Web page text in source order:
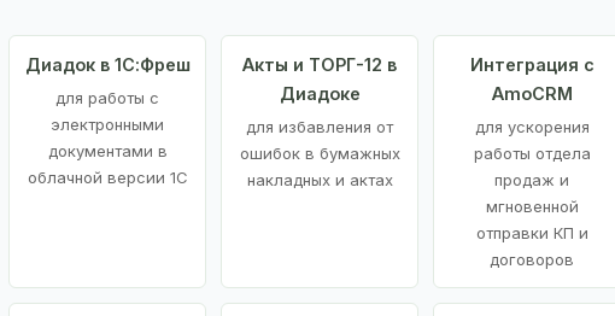
Диадок в 1С:Фреш
для работы с
электронными
документами в
облачной версии 1С
Акты и ТОРГ-12 в
Диадоке
для избавления от
ошибок в бумажных
накладных и актах
Интеграция с
AmoCRM
для ускорения
работы отдела
продаж и
мгновенной
отправки КП и
договоров